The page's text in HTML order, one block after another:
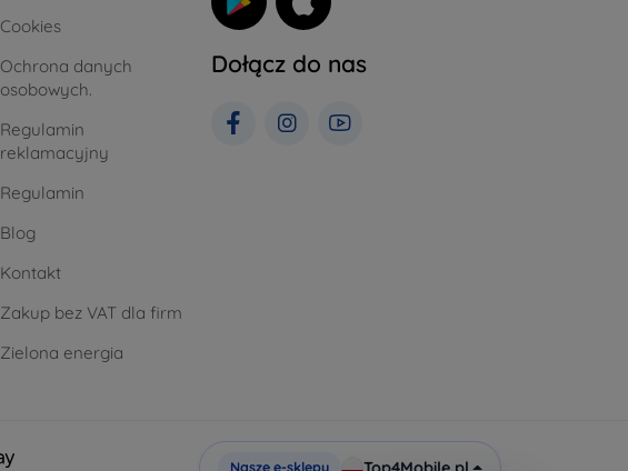
Cookies
Ochrona danych
osobowych.
Regulamin
reklamacyjny
Regulamin
Blog
Kontakt
Zakup bez VAT dla firm
Zielona energia
Dołącz do nas
Nasze e-sklepy